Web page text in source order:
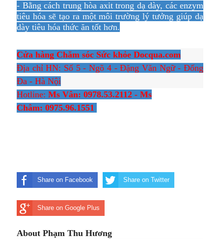
- Bằng cách trung hòa axit trong dạ dày, các enzym
tiêu hóa sẽ tạo ra một môi trường lý tưởng giúp dạ
dày tiêu hóa thức ăn tốt hơn.
Cửa hàng Chăm sóc Sức khỏe Docqua.com
Địa chỉ HN: Số 5 - Ngõ 4 - Đặng Văn Ngữ - Đống
Đa - Hà Nội
Hotline: Ms Vân: 0978.53.2112 - Ms
Châm: 0975.96.1551
Share on Facebook Share on Twitter
Share on Google Plus
About Phạm Thu Hương